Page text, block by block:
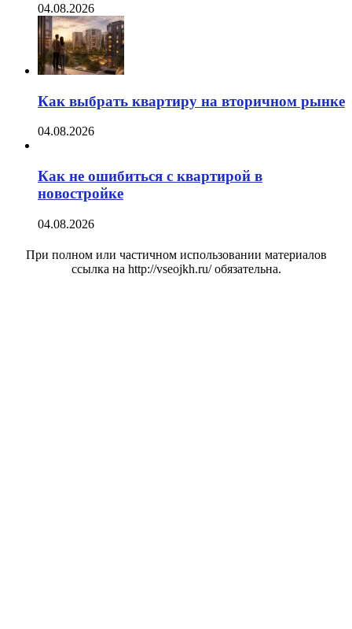
04.08.2026
Как выбрать квартиру на вторичном рынке
04.08.2026
Как не ошибиться с квартирой в
новостройке
04.08.2026
При полном или частичном использовании материалов
ссылка на http://vseojkh.ru/ обязательна.